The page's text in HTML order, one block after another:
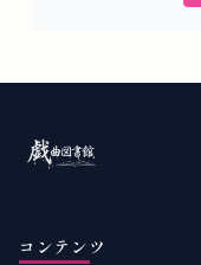
コンテンツ